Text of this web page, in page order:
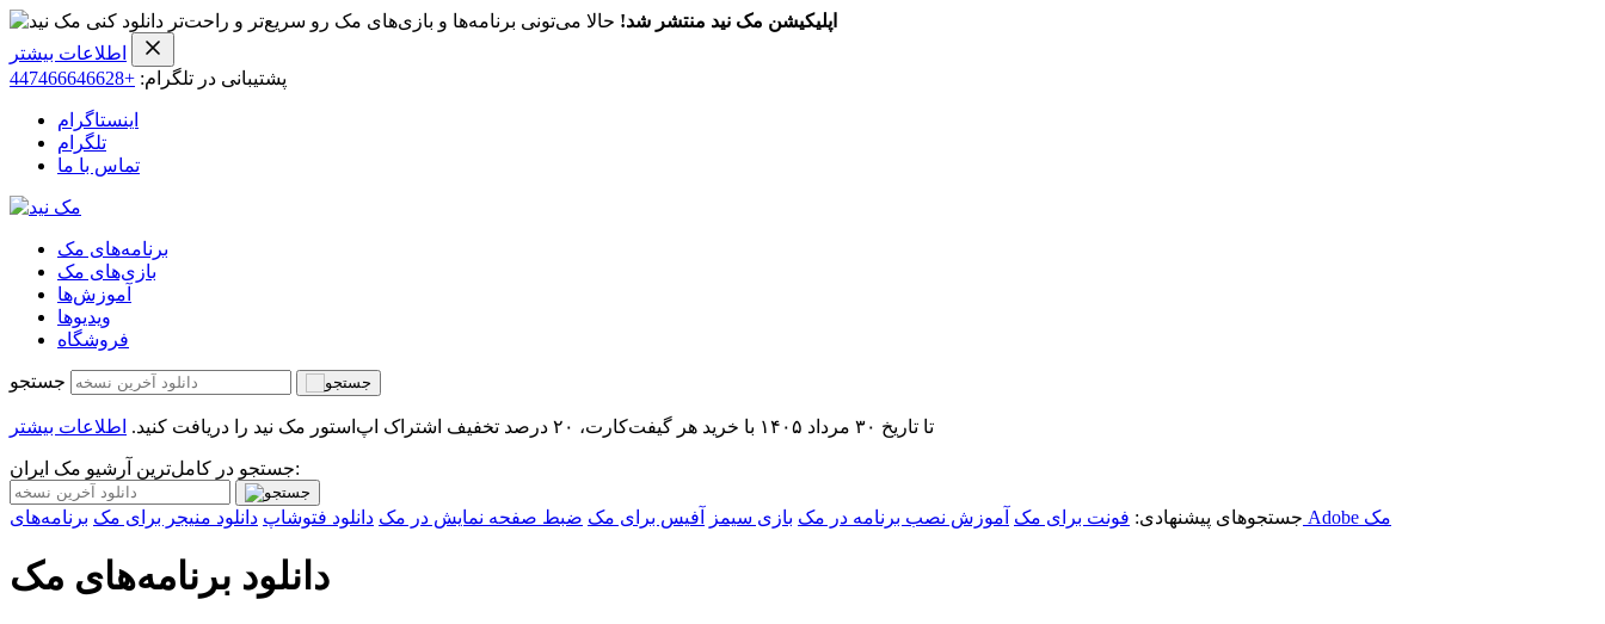
اپلیکیشن مک نید منتشر شد! حالا می‌تونی برنامه‌ها و بازی‌های مک رو سریع‌تر و راحت‌تر دانلود کنی
اطلاعات بیشتر
پشتیبانی در تلگرام: +447466646628
اینستاگرام
تلگرام
تماس با ما
برنامه‌های مک
بازی‌های مک
آموزش‌ها
ویدیو‌ها
فروشگاه
جستجو
تا تاریخ ۳۰ مرداد ۱۴۰۵ با خرید هر گیفت‌کارت، ۲۰ درصد تخفیف اشتراک اپ‌استور مک نید را دریافت کنید. اطلاعات بیشتر
جستجو در کامل‌ترین آرشیو مک ایران:
جستجوهای پیشنهادی: فونت برای مک آموزش نصب برنامه در مک بازی سیمز آفیس برای مک ضبط صفحه نمایش در مک دانلود فتوشاپ دانلود منیجر برای مک برنامه‌های Adobe مک
دانلود برنامه‌های مک